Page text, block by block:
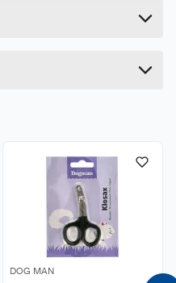
noen omtale ennå.
DOG MAN